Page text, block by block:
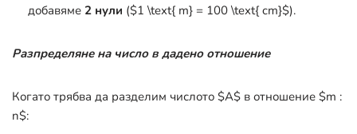
добавяме 2 нули ($1 \text{ m} = 100 \text{ cm}$).
Разпределяне на число в дадено отношение
Когато трябва да разделим числото $A$ в отношение $m :
n$: